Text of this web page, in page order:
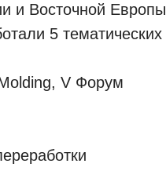
и Восточной Европы
5 тематических
V Форум